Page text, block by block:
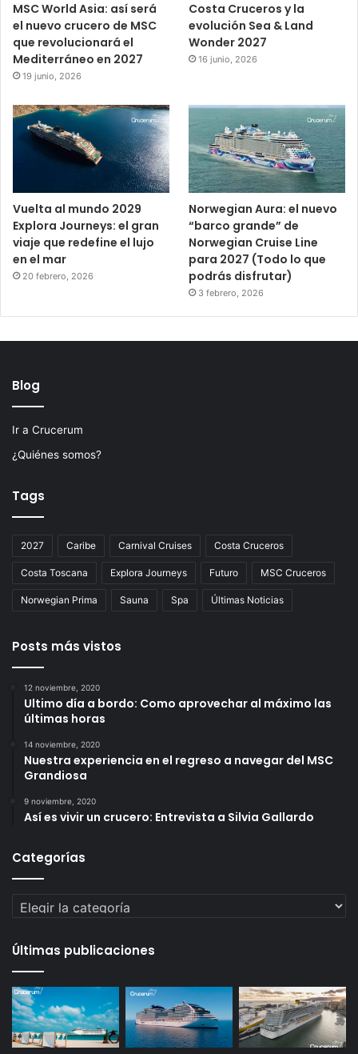
MSC World Asia: así será
el nuevo crucero de MSC
que revolucionará el
Mediterráneo en 2027
19 junio, 2026
Costa Cruceros y la
evolución Sea & Land
Wonder 2027
16 junio, 2026
Vuelta al mundo 2029
Explora Journeys: el gran
viaje que redefine el lujo
en el mar
20 febrero, 2026
Norwegian Aura: el nuevo
“barco grande” de
Norwegian Cruise Line
para 2027 (Todo lo que
podrás disfrutar)
3 febrero, 2026
Blog
Ir a Crucerum
¿Quiénes somos?
Tags
2027 Caribe Carnival Cruises Costa Cruceros
Costa Toscana Explora Journeys Futuro MSC Cruceros
Norwegian Prima Sauna Spa Últimas Noticias
Posts más vistos
12 noviembre, 2020
Ultimo día a bordo: Como aprovechar al máximo las
últimas horas
14 noviembre, 2020
Nuestra experiencia en el regreso a navegar del MSC
Grandiosa
9 noviembre, 2020
Así es vivir un crucero: Entrevista a Silvia Gallardo
Categorías
Categorías
Últimas publicaciones